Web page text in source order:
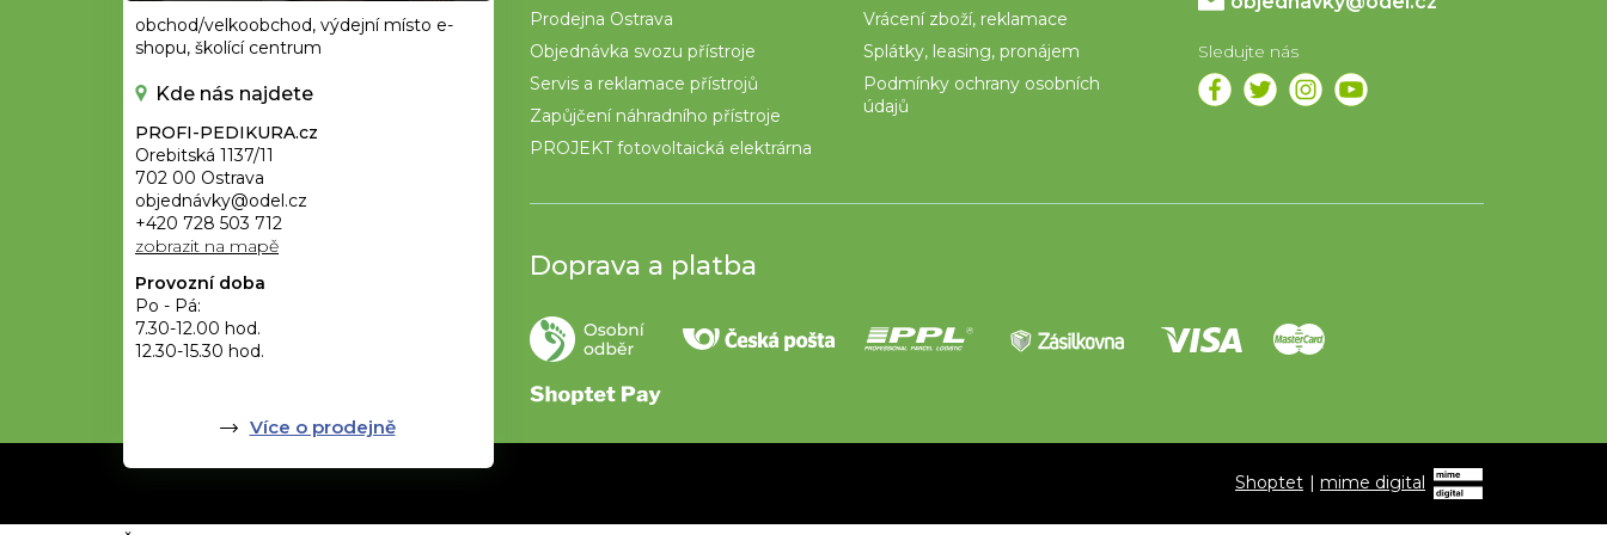
Prodejna Ostrava
Objednávka svozu přístroje
Servis a reklamace přístrojů
Zapůjčení náhradního přístroje
PROJEKT fotovoltaická elektrárna
Vrácení zboží, reklamace
Splátky, leasing, pronájem
Podmínky ochrany osobních
údajů
obchod/velkoobchod, výdejní místo e-
shopu, školící centrum
Kde nás najdete
PROFI-PEDIKURA.cz
Orebitská 1137/11
702 00 Ostrava
objednávky@odel.cz
+420 728 503 712
zobrazit na mapě
Provozní doba
Po - Pá:
7.30-12.00 hod.
12.30-15.30 hod.
Více o prodejně
Doprava a platba
Shoptet | mime digital